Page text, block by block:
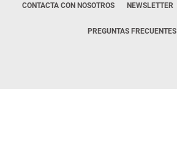
CONTACTA CON NOSOTROS NEWSLETTER
PREGUNTAS FRECUENTES